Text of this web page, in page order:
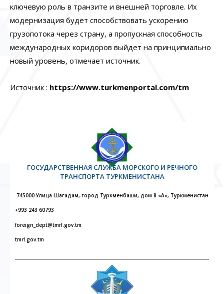
ключевую роль в транзите и внешней торговле. Их
модернизация будет способствовать ускорению
грузопотока через страну, а пропускная способность
международных коридоров выйдет на принципиально
новый уровень, отмечает источник.
Источник : https://www.turkmenportal.com/tm
ГОСУДАРСТВЕННАЯ СЛУЖБА МОРСКОГО И РЕЧНОГО
ТРАНСПОРТА ТУРКМЕНИСТАНА
745000 Улица Шагадам, город Туркменбаши, дом 8 «А», Туркменистан
+993 243 60793
foreign_dept@tmrl.gov.tm
tmrl.gov.tm